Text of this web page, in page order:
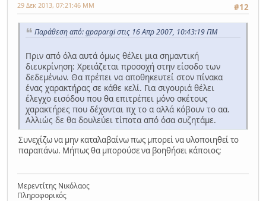
#12
29 Δεκ 2013, 07:21:46 ΜΜ
Παράθεση από: gpapargi στις 16 Απρ 2007, 10:43:19 ΠΜ
Πριν από όλα αυτά όμως θέλει μια σημαντική
διευκρίνηση: Χρειάζεται προσοχή στην είσοδο των
δεδεμένων. Θα πρέπει να αποθηκευτεί στον πίνακα
ένας χαρακτήρας σε κάθε κελί. Για σιγουριά θέλει
έλεγχο εισόδου που θα επιτρέπει μόνο σκέτους
χαρακτήρες που δέχονται πχ το α αλλά κόβουν το αα.
Αλλιώς δε θα δουλεύει τίποτα από όσα συζητάμε.
Συνεχίζω να μην καταλαβαίνω πως μπορεί να υλοποιηθεί το
παραπάνω. Μήπως θα μπορούσε να βοηθήσει κάποιος;
Μερεντίτης Νικόλαος
Πληροφορικός